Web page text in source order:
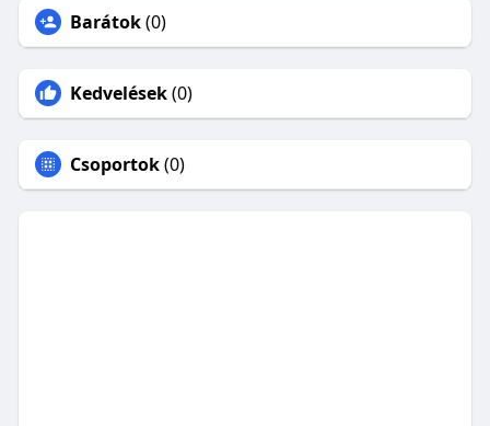
Barátok(0)
Kedvelések(0)
Csoportok(0)